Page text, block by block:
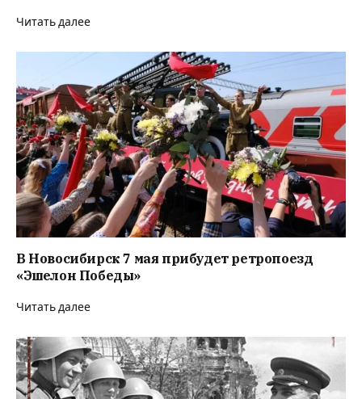
Читать далее
В Новосибирск 7 мая прибудет ретропоезд
«Эшелон Победы»
Читать далее